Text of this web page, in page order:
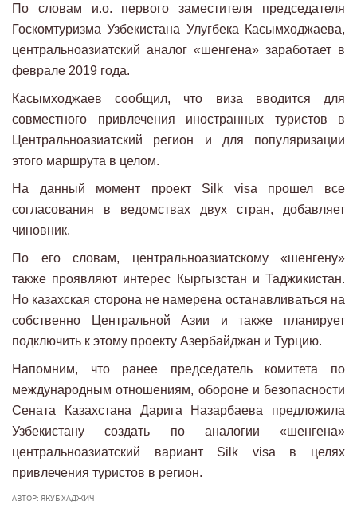
По словам и.о. первого заместителя председателя
Госкомтуризма Узбекистана Улугбека Касымходжаева,
центральноазиатский аналог «шенгена» заработает в
феврале 2019 года.
Касымходжаев сообщил, что виза вводится для
совместного привлечения иностранных туристов в
Центральноазиатский регион и для популяризации
этого маршрута в целом.
На данный момент проект Silk visa прошел все
согласования в ведомствах двух стран, добавляет
чиновник.
По его словам, центральноазиатскому «шенгену»
также проявляют интерес Кыргызстан и Таджикистан.
Но казахская сторона не намерена останавливаться на
собственно Центральной Азии и также планирует
подключить к этому проекту Азербайджан и Турцию.
Напомним, что ранее председатель комитета по
международным отношениям, обороне и безопасности
Сената Казахстана Дарига Назарбаева предложила
Узбекистану создать по аналогии «шенгена»
центральноазиатский вариант Silk visa в целях
привлечения туристов в регион.
АВТОР: ЯКУБ ХАДЖИЧ